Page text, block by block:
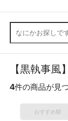
【黒執事
4件の商品が見
おすすめ順